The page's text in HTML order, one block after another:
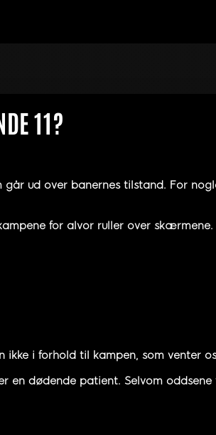
11?
ud over banernes tilstand. For
for alvor ruller over
i forhold til kampen, som venter
en dødende patient. Selvom